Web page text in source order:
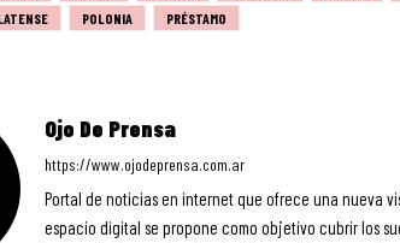
POLONIA PRÉSTAMO
Ojo De Prensa
https://www.ojodeprensa.com.ar
Portal de noticias en internet que ofrece una nueva
espacio digital se propone como objetivo cubrir los